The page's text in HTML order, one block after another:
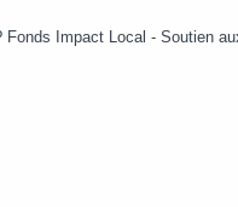
Fonds Impact Local - Soutien